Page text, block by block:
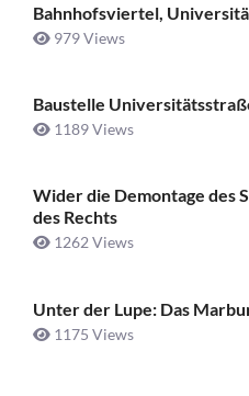
Bahnhofsviertel,
979 Views
Baustelle
1189 Views
Wider die Demontage des
des Rechts
1262 Views
Unter der Lupe: Das
1175 Views